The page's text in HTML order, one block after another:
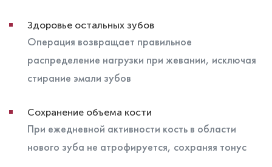
Здоровье остальных зубов
Операция возвращает правильное
распределение нагрузки при жевании, исключая
стирание эмали зубов
Сохранение объема кости
При ежедневной активности кость в области
нового зуба не атрофируется, сохраняя тонус